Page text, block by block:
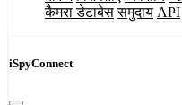
कैमरा डेटाबेस समुदाय API
iSpyConnect